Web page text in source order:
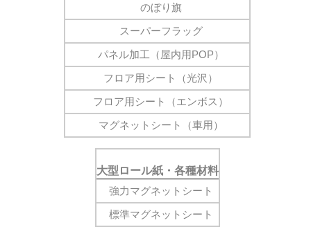
のぼり旗
スーパーフラッグ
パネル加工（屋内用POP）
フロア用シート（光沢）
フロア用シート（エンボス）
マグネットシート（車用）
大型ロール紙・各種材料
強力マグネットシート
標準マグネットシート